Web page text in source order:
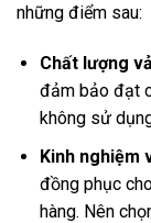
những điểm sau:
Chất lượng
đảm bảo đạt
không sử
Kinh nghiệm
đồng phục
hàng. Nên